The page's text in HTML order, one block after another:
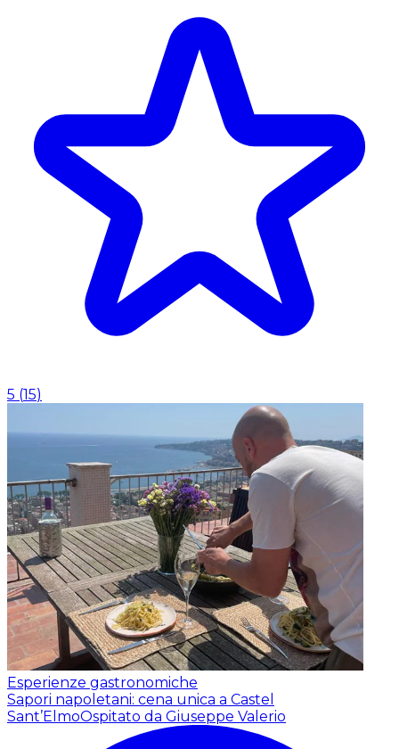
5 (15)
Esperienze gastronomiche
Sapori napoletani: cena unica a Castel
Sant’ElmoOspitato da Giuseppe Valerio